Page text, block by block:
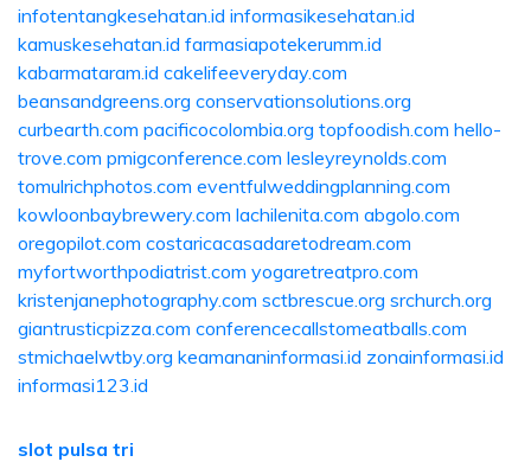
infotentangkesehatan.id informasikesehatan.id
kamuskesehatan.id farmasiapotekerumm.id
kabarmataram.id cakelifeeveryday.com
beansandgreens.org conservationsolutions.org
curbearth.com pacificocolombia.org topfoodish.com hello-
trove.com pmigconference.com lesleyreynolds.com
tomulrichphotos.com eventfulweddingplanning.com
kowloonbaybrewery.com lachilenita.com abgolo.com
oregopilot.com costaricacasadaretodream.com
myfortworthpodiatrist.com yogaretreatpro.com
kristenjanephotography.com sctbrescue.org srchurch.org
giantrusticpizza.com conferencecallstomeatballs.com
stmichaelwtby.org keamananinformasi.id zonainformasi.id
informasi123.id
slot pulsa tri